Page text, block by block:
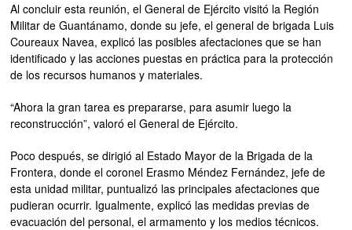
Al concluir esta reunión, el General de Ejército visitó la Región
Militar de Guantánamo, donde su jefe, el general de brigada Luis
Coureaux Navea, explicó las posibles afectaciones que se han
identificado y las acciones puestas en práctica para la protección
de los recursos humanos y materiales.
“Ahora la gran tarea es prepararse, para asumir luego la
reconstrucción”, valoró el General de Ejército.
Poco después, se dirigió al Estado Mayor de la Brigada de la
Frontera, donde el coronel Erasmo Méndez Fernández, jefe de
esta unidad militar, puntualizó las principales afectaciones que
pudieran ocurrir. Igualmente, explicó las medidas previas de
evacuación del personal, el armamento y los medios técnicos.